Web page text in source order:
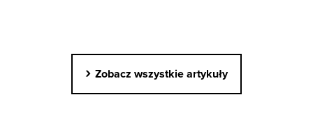
› Zobacz wszystkie artykuły